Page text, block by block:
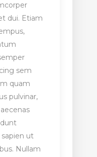
dui. Etiam
sem
quam
pulvinar,
ut
Nullam